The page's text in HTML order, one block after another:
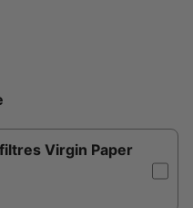
Virgin Paper